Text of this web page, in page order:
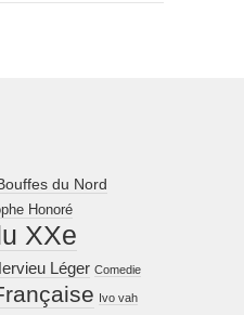
du Nord
Honoré
XXe
Léger Comedie
Ivo vah